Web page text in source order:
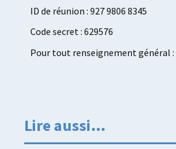
ID de réunion : 927 9806 8345
Code secret : 629576
Pour tout renseignement général :
Lire aussi…